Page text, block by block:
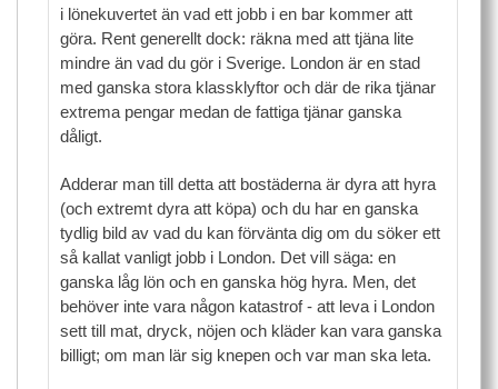
i lönekuvertet än vad ett jobb i en bar kommer att
göra. Rent generellt dock: räkna med att tjäna lite
mindre än vad du gör i Sverige. London är en stad
med ganska stora klassklyftor och där de rika tjänar
extrema pengar medan de fattiga tjänar ganska
dåligt.
Adderar man till detta att bostäderna är dyra att hyra
(och extremt dyra att köpa) och du har en ganska
tydlig bild av vad du kan förvänta dig om du söker ett
så kallat vanligt jobb i London. Det vill säga: en
ganska låg lön och en ganska hög hyra. Men, det
behöver inte vara någon katastrof - att leva i London
sett till mat, dryck, nöjen och kläder kan vara ganska
billigt; om man lär sig knepen och var man ska leta.